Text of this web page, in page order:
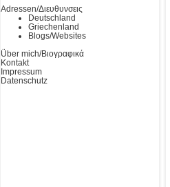
Adressen/Διευθυνσεις
Deutschland
Griechenland
Blogs/Websites
Über mich/Βιογραφικά
Kontakt
Impressum
Datenschutz